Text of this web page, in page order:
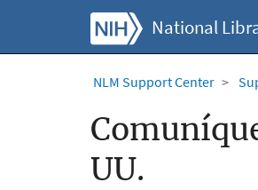
National
NLM Support Center
UU.